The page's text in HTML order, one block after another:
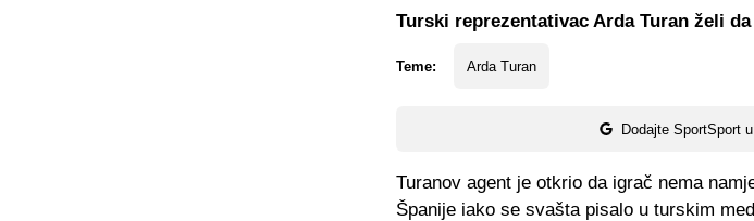
Teme: Arda Turan
Dodajte SportSport
Turski reprezentativac Arda Turan želi
Turanov agent je otkrio da igrač nema
Španije iako se svašta pisalo u turskim